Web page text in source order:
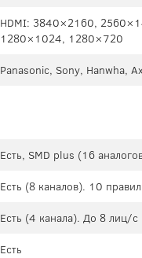
HDMI: 3840×2160,
1280×1024, 1280×720
Panasonic, Sony, Hanwha,
Есть, SMD plus (16
Есть (8 каналов). 10
Есть (4 канала). До 8 лиц/с
Есть